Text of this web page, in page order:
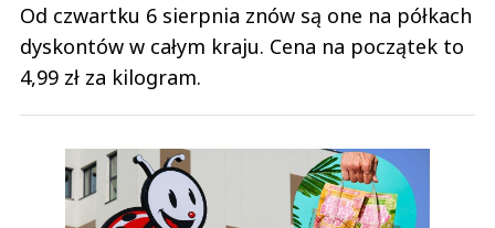
Od czwartku 6 sierpnia znów są one na półkach
dyskontów w całym kraju. Cena na początek to
4,99 zł za kilogram.